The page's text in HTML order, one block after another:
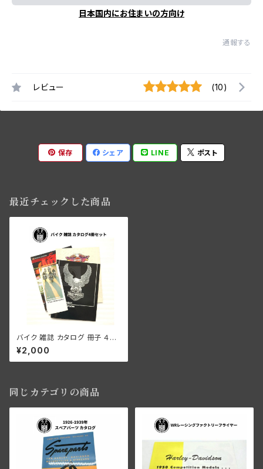
日本国内にお住まいの方向け
通報する
レビュー (10)
保存 シェア LINE ポスト
最近チェックした商品
バイク 雑誌 カタログ 冊子 ４冊
セット ハーレーダビッドソン V-
Twin ブイツイン ヘルメット ビ
ンテージハーレー スポーツスタ
¥2,000
同じカテゴリの商品